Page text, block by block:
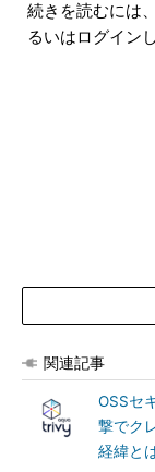
続きを読むには
るいはログイン
関連記事
OSSセ
撃でク
経緯と